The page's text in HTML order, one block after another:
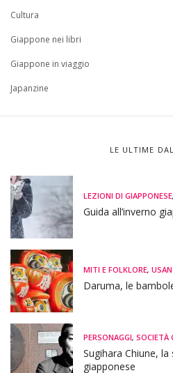
Cultura
Giappone nei libri
Giappone in viaggio
Japanzine
LE ULTIME
LEZIONI DI GIAPPONESE,
Guida all’inverno
MITI E FOLKLORE,
Daruma, le
PERSONAGGI, SOCIETÀ
Sugihara Chiune,
giapponese